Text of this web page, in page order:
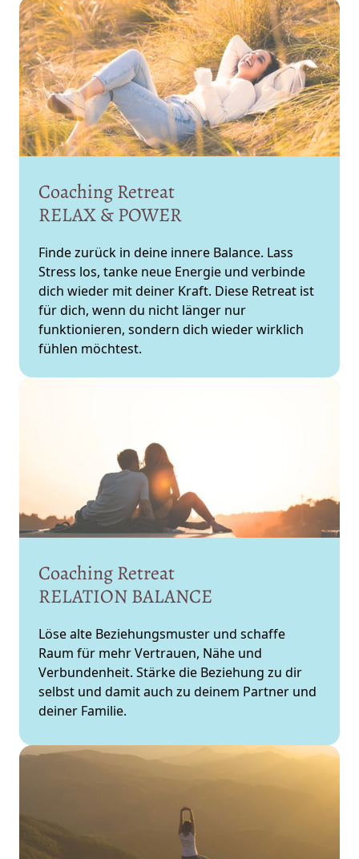
Coaching Retreat
RELAX & POWER
Finde zurück in deine innere Balance. Lass
Stress los, tanke neue Energie und verbinde
dich wieder mit deiner Kraft. Diese Retreat ist
für dich, wenn du nicht länger nur
funktionieren, sondern dich wieder wirklich
fühlen möchtest.
Coaching Retreat
RELATION BALANCE
Löse alte Beziehungsmuster und schaffe
Raum für mehr Vertrauen, Nähe und
Verbundenheit. Stärke die Beziehung zu dir
selbst und damit auch zu deinem Partner und
deiner Familie.